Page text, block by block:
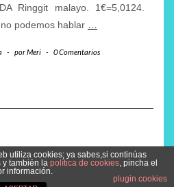
Ringgit malayo. 1€=5,0124.
podemos hablar
- porMeri - 0 Comentarios
© 2026Kale
LyraThemes.com.
utiliza cookies; ya sabes,si continúas
y también la política de cookies, pincha el
información.
plugin cookies